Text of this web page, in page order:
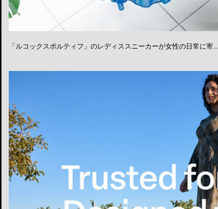
「ルコックスポルティフ」のレディススニーカーが女性の日常に寄